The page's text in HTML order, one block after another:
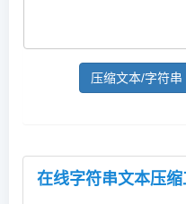
压缩文本/字符串
在线字符串文本压缩